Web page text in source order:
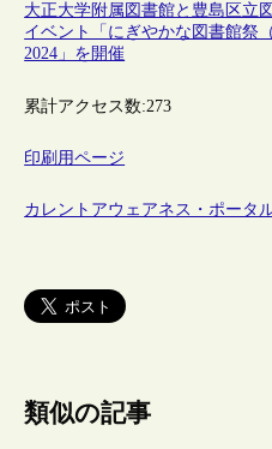
大正大学附属図書館と豊島区立
イベント「にぎやかな図書館祭
2024」を開催
累計アクセス数:273
印刷用ページ
カレントアウェアネス・ポータ
類似の記事